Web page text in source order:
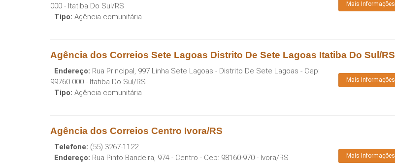
000 - Itatiba Do Sul/RS
Tipo: Agência comunitária
Mais Informações
Agência dos Correios Sete Lagoas Distrito De Sete Lagoas Itatiba Do Sul/RS
Endereço: Rua Principal, 997 Linha Sete Lagoas - Distrito De Sete Lagoas - Cep:
99760-000 - Itatiba Do Sul/RS
Tipo: Agência comunitária
Mais Informações
Agência dos Correios Centro Ivora/RS
Telefone: (55) 3267-1122
Endereço: Rua Pinto Bandeira, 974 - Centro - Cep: 98160-970 - Ivora/RS Mais Informações